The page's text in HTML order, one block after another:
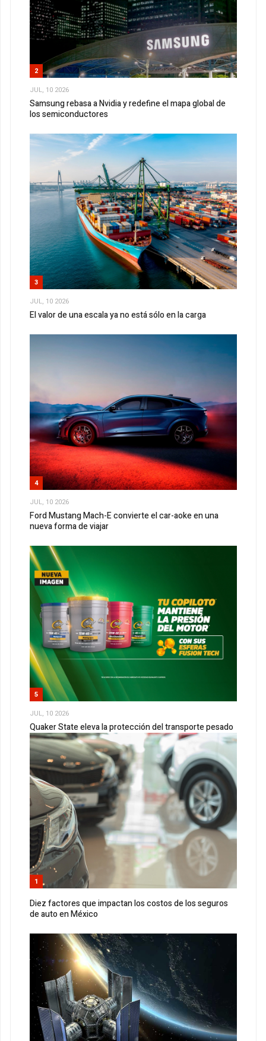
2
JUL, 10 2026
Samsung rebasa a Nvidia y redefine el mapa global de
los semiconductores
3
JUL, 10 2026
El valor de una escala ya no está sólo en la carga
4
JUL, 10 2026
Ford Mustang Mach-E convierte el car-aoke en una
nueva forma de viajar
5
JUL, 10 2026
Quaker State eleva la protección del transporte pesado
1
Diez factores que impactan los costos de los seguros
de auto en México